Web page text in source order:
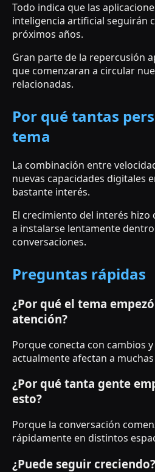
Todo indica que las
inteligencia artificial seguirán
próximos años.
Gran parte de la repercusión
que comenzaran a circular
relacionadas.
Por qué tantas
tema
La combinación entre
nuevas capacidades digitales
bastante interés.
El crecimiento del interés hizo
a instalarse lentamente
conversaciones.
Preguntas rápidas
¿Por qué el tema
atención?
Porque conecta con cambios
actualmente afectan a
¿Por qué tanta gente
esto?
Porque la conversación
rápidamente en distintos
¿Puede seguir creciendo?